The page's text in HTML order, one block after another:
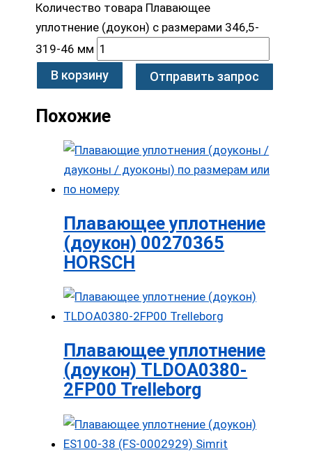
Количество товара Плавающее
уплотнение (доукон) с размерами 346,5-
319-46 мм
В корзину Отправить запрос
Похожие
Плавающее уплотнение
(доукон) 00270365
HORSCH
Плавающее уплотнение
(доукон) TLDOA0380-
2FP00 Trelleborg